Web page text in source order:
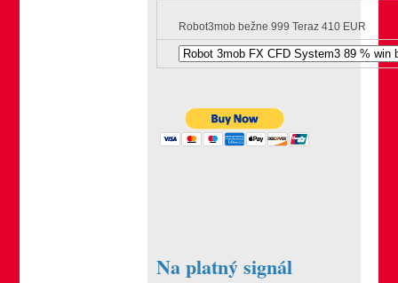
Robot3mob bežne 999 Teraz 410 EUR
Na platný signál